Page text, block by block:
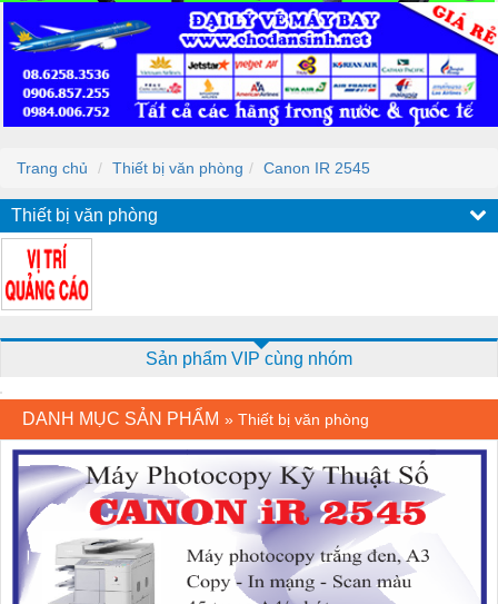
Trang chủ Thiết bị văn phòng Canon IR 2545
Thiết bị văn phòng
Sản phẩm VIP cùng nhóm
DANH MỤC SẢN PHẨM » Thiết bị văn phòng